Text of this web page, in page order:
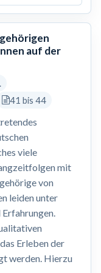
auf der
41 bis 44
viele
mit
von
leiden unter
Erleben der
werden. Hierzu